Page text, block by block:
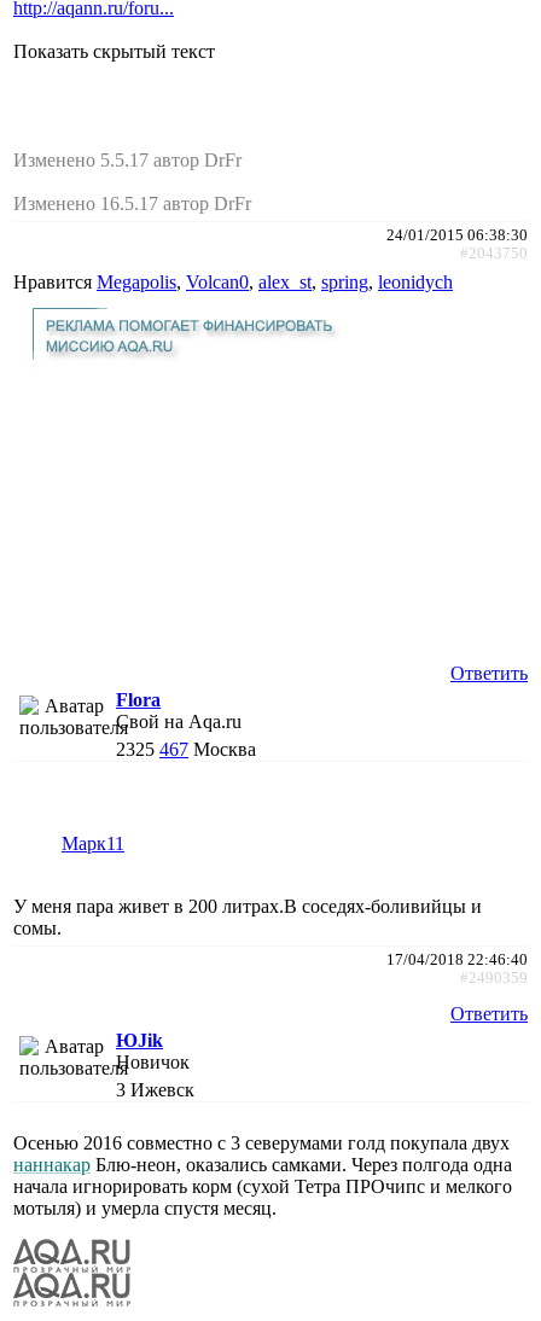
http://aqann.ru/foru...
Показать скрытый текст
Изменено 5.5.17 автор DrFr
Изменено 16.5.17 автор DrFr
24/01/2015 06:38:30
#2043750
Нравится Megapolis, Volcan0, alex_st, spring, leonidych
Ответить
Flora
Свой на Aqa.ru
2325 467 Москва
Марк11
У меня пара живет в 200 литрах.В соседях-боливийцы и
сомы.
17/04/2018 22:46:40
#2490359
Ответить
ЮJik
Новичок
3 Ижевск
Осенью 2016 совместно с 3 северумами голд покупала двух
наннакар Блю-неон, оказались самками. Через полгода одна
начала игнорировать корм (сухой Тетра ПРОчипс и мелкого
мотыля) и умерла спустя месяц.